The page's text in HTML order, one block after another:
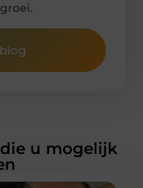
die u mogelijk